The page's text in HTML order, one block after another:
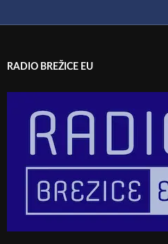
RADIO BREŽICE EU